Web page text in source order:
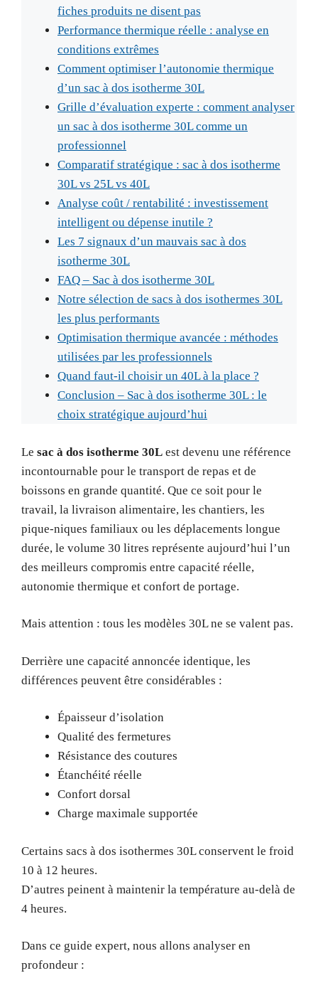
fiches produits ne disent pas
Performance thermique réelle : analyse en
conditions extrêmes
Comment optimiser l’autonomie thermique
d’un sac à dos isotherme 30L
Grille d’évaluation experte : comment analyser
un sac à dos isotherme 30L comme un
professionnel
Comparatif stratégique : sac à dos isotherme
30L vs 25L vs 40L
Analyse coût / rentabilité : investissement
intelligent ou dépense inutile ?
Les 7 signaux d’un mauvais sac à dos
isotherme 30L
FAQ – Sac à dos isotherme 30L
Notre sélection de sacs à dos isothermes 30L
les plus performants
Optimisation thermique avancée : méthodes
utilisées par les professionnels
Quand faut-il choisir un 40L à la place ?
Conclusion – Sac à dos isotherme 30L : le
choix stratégique aujourd’hui
Le sac à dos isotherme 30L est devenu une référence
incontournable pour le transport de repas et de
boissons en grande quantité. Que ce soit pour le
travail, la livraison alimentaire, les chantiers, les
pique-niques familiaux ou les déplacements longue
durée, le volume 30 litres représente aujourd’hui l’un
des meilleurs compromis entre capacité réelle,
autonomie thermique et confort de portage.
Mais attention : tous les modèles 30L ne se valent pas.
Derrière une capacité annoncée identique, les
différences peuvent être considérables :
Épaisseur d’isolation
Qualité des fermetures
Résistance des coutures
Étanchéité réelle
Confort dorsal
Charge maximale supportée
Certains sacs à dos isothermes 30L conservent le froid
10 à 12 heures.
D’autres peinent à maintenir la température au-delà de
4 heures.
Dans ce guide expert, nous allons analyser en
profondeur :